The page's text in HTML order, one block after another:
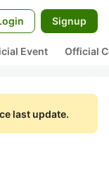
Signup
Event Official
last update.